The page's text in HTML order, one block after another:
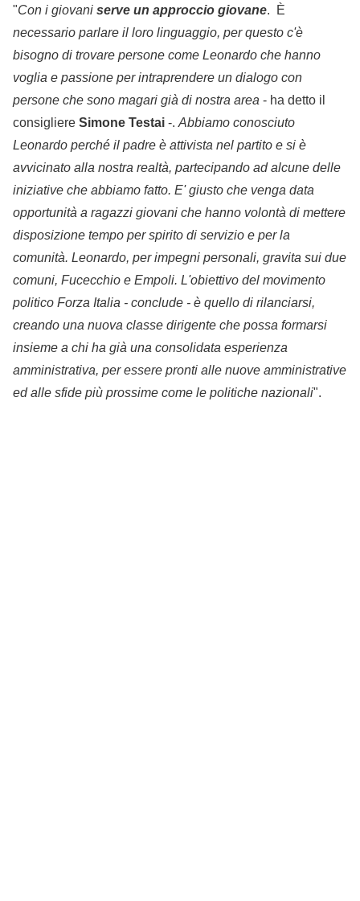
"Con i giovani serve un approccio giovane. È
necessario parlare il loro linguaggio, per questo c'è
bisogno di trovare persone come Leonardo che hanno
voglia e passione per intraprendere un dialogo con
persone che sono magari già di nostra area - ha detto il
consigliere Simone Testai -. Abbiamo conosciuto
Leonardo perché il padre è attivista nel partito e si è
avvicinato alla nostra realtà, partecipando ad alcune delle
iniziative che abbiamo fatto. E' giusto che venga data
opportunità a ragazzi giovani che hanno volontà di mettere
disposizione tempo per spirito di servizio e per la
comunità. Leonardo, per impegni personali, gravita sui due
comuni, Fucecchio e Empoli. L'obiettivo del movimento
politico Forza Italia - conclude - è quello di rilanciarsi,
creando una nuova classe dirigente che possa formarsi
insieme a chi ha già una consolidata esperienza
amministrativa, per essere pronti alle nuove amministrative
ed alle sfide più prossime come le politiche nazionali".